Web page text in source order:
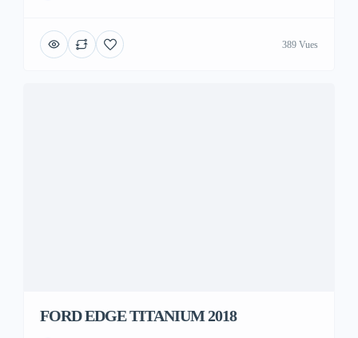
389 Vues
FORD EDGE TITANIUM 2018